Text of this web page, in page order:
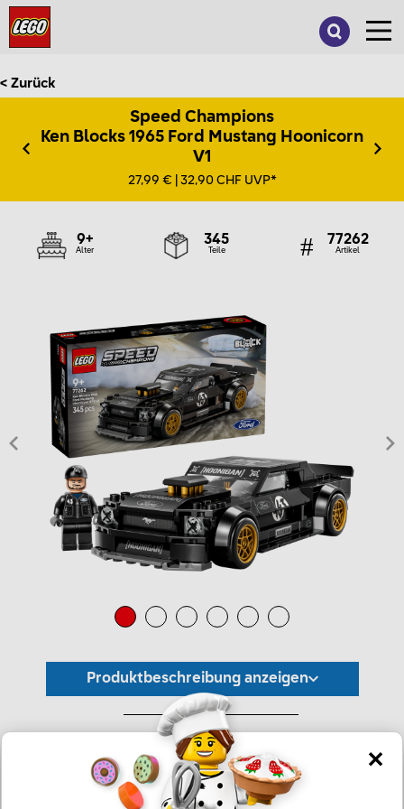
< Zurück
Speed Champions
Ken Blocks 1965 Ford Mustang Hoonicorn
V1
27,99 € | 32,90 CHF UVP*
9+
Alter
345
Teile
77262
Artikel
Produktbeschreibung anzeigen
*Unverbindliche Preisempfehlung -
Die Preisgestaltung liegt im alleinigen Ermessen des Händlers